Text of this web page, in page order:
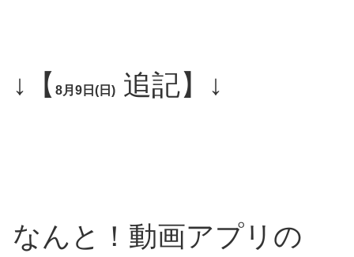
↓【 8月9日(日) 追記】↓
なんと！動画アプリの